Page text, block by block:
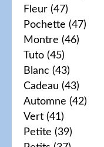
Fleur (47)
Pochette (47)
Montre (46)
Tuto (45)
Blanc (43)
Cadeau (43)
Automne (42)
Vert (41)
Petite (39)